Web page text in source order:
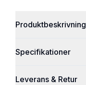
Produktbeskrivning
Specifikationer
Leverans & Retur